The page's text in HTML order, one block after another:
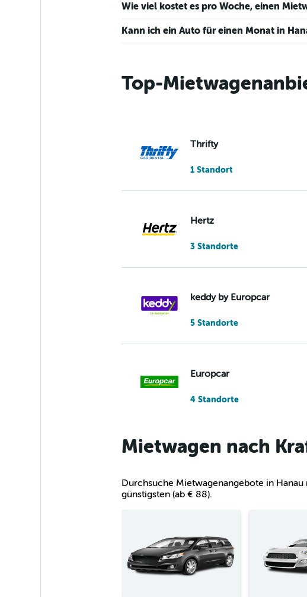
values.
0
Wie viel kostet es pro Woche, einen
Kann ich ein Auto für einen Monat in
Top-
Thrifty
1 Standort
Hertz
3 Standorte
keddy by Europcar
5 Standorte
Europcar
4 Standorte
Dollar
2 Standorte
Mietwagen nach
Durchsuche Mietwagenangebote in
günstigsten (ab € 88).